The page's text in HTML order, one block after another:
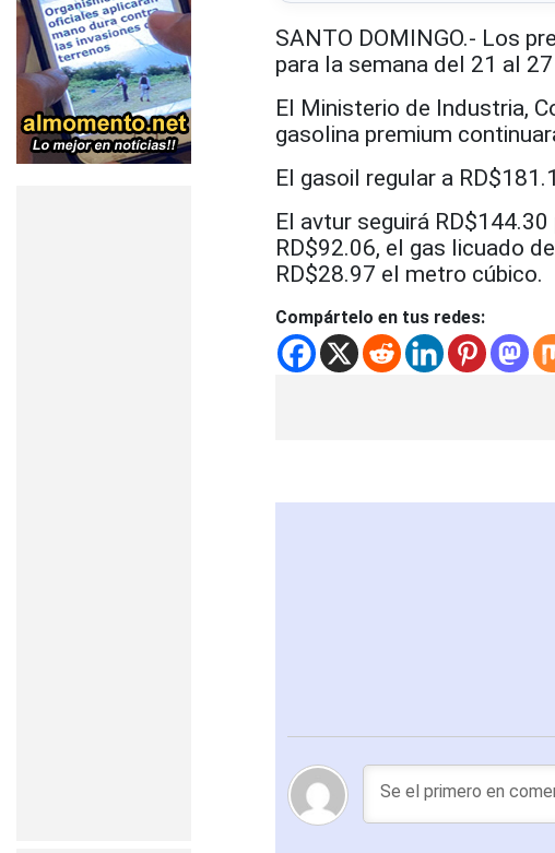
SANTO DOMINGO.- Los
para la semana del 21 al
El Ministerio de Industria,
gasolina premium
El gasoil regular a
El avtur seguirá
RD$92.06, el gas licuado
RD$28.97 el metro cúbico.
Compártelo en tus redes: